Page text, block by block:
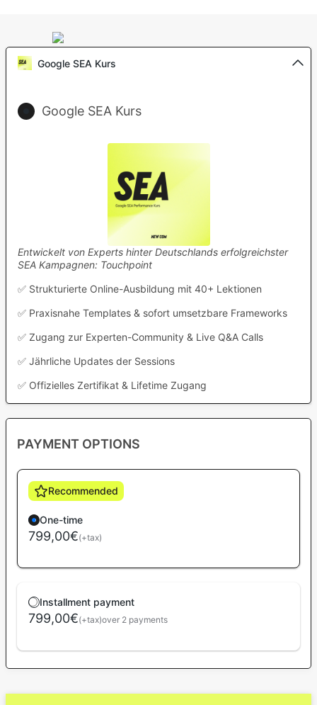
Google SEA Kurs
Google SEA Kurs
Entwickelt von Experts hinter Deutschlands erfolgreichster
SEA Kampagnen: Touchpoint
✅ Strukturierte Online-Ausbildung mit 40+ Lektionen
✅ Praxisnahe Templates & sofort umsetzbare Frameworks
✅ Zugang zur Experten-Community & Live Q&A Calls
✅ Jährliche Updates der Sessions
✅ Offizielles Zertifikat & Lifetime Zugang
PAYMENT OPTIONS
One-time
Recommended
799,00€(+tax)
Installment payment
799,00€(+tax)over 2 payments